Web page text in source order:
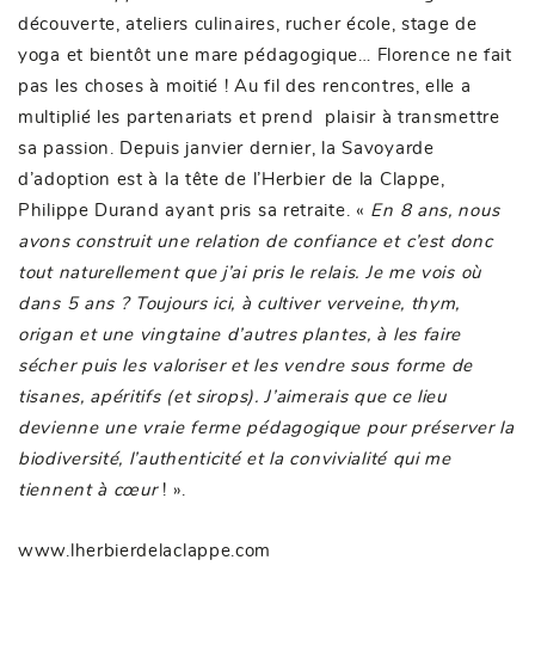
découverte, ateliers culinaires, rucher école, stage de
yoga et bientôt une mare pédagogique… Florence ne fait
pas les choses à moitié ! Au fil des rencontres, elle a
multiplié les partenariats et prend plaisir à transmettre
sa passion. Depuis janvier dernier, la Savoyarde
d’adoption est à la tête de l’Herbier de la Clappe,
Philippe Durand ayant pris sa retraite. « En 8 ans, nous
avons construit une relation de confiance et c’est donc
tout naturellement que j’ai pris le relais. Je me vois où
dans 5 ans ? Toujours ici, à cultiver verveine, thym,
origan et une vingtaine d’autres plantes, à les faire
sécher puis les valoriser et les vendre sous forme de
tisanes, apéritifs (et sirops). J’aimerais que ce lieu
devienne une vraie ferme pédagogique pour préserver la
biodiversité, l’authenticité et la convivialité qui me
tiennent à cœur! ».
www.lherbierdelaclappe.com